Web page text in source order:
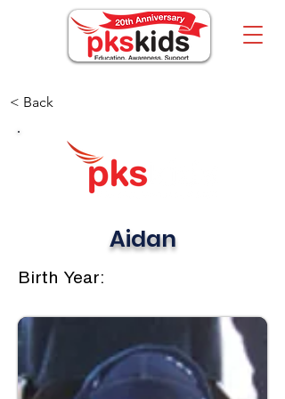
< Back
Aidan
Birth Year: